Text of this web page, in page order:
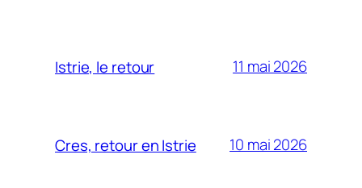
Istrie, le retour 11 mai 2026
Cres, retour en Istrie 10 mai 2026